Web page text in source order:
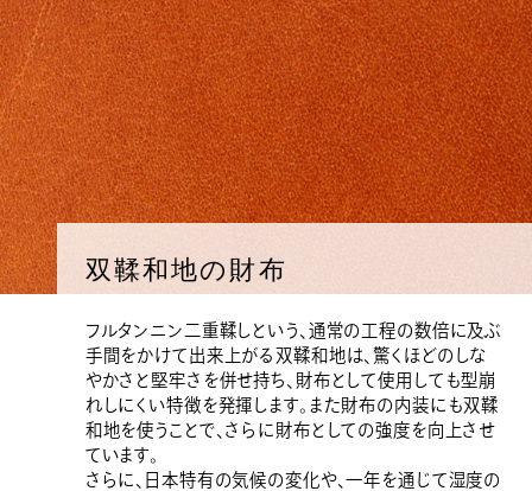
双鞣和地の財布
フルタンニン二重鞣しという、通常の工程の数倍に及ぶ
手間をかけて出来上がる双鞣和地は、驚くほどのしな
やかさと堅牢さを併せ持ち、財布として使用しても型崩
れしにくい特徴を発揮します。また財布の内装にも双鞣
和地を使うことで、さらに財布としての強度を向上させ
ています。
さらに、日本特有の気候の変化や、一年を通じて湿度の